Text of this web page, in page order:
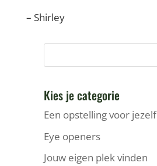
– Shirley
Kies je categorie
Een opstelling voor jezelf
Eye openers
Jouw eigen plek vinden